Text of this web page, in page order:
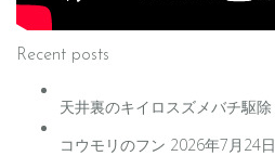
Recent posts
天井裏のキイロスズメバチ駆除
コウモリのフン 2026年7月24日